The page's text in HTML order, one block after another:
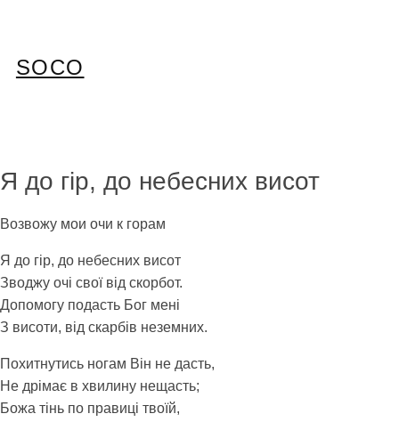
SOCO
Я до гір, до небесних висот
Возвожу мои очи к горам
Я до гір, до небесних висот
Зводжу очі свої від скорбот.
Допомогу подасть Бог мені
З висоти, від скарбів неземних.
Похитнутись ногам Він не дасть,
Не дрімає в хвилину нещасть;
Божа тінь по правиці твоїй,